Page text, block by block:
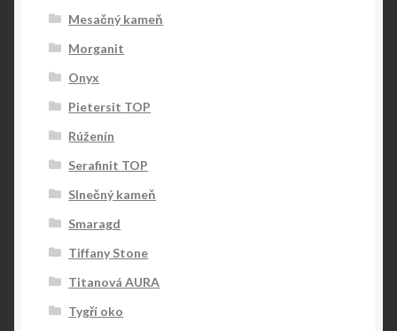
Mesačný kameň
Morganit
Onyx
Pietersit TOP
Rúženín
Serafinit TOP
Slnečný kameň
Smaragd
Tiffany Stone
Titanová AURA
Tygří oko